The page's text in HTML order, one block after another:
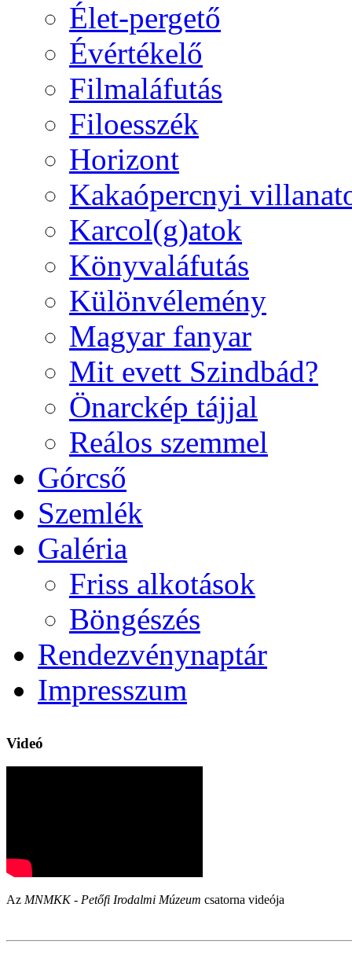
Élet-pergető
Évértékelő
Filmaláfutás
Filoesszék
Horizont
Kakaópercnyi
Karcol(g)atok
Könyvaláfutás
Különvélemény
Magyar fanyar
Mit evett Szindbád?
Önarckép tájjal
Reálos szemmel
Górcső
Szemlék
Galéria
Friss alkotások
Böngészés
Rendezvénynaptár
Impresszum
Videó
Az MNMKK - Petőfi Irodalmi Múzeum csatorna videója